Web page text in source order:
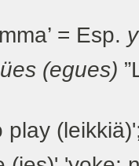
= Esp.
(egues)